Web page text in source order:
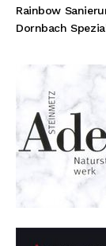
Rainbow
Dornbach